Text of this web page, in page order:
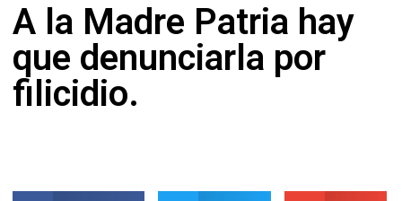
A la Madre Patria hay
que denunciarla por
filicidio.